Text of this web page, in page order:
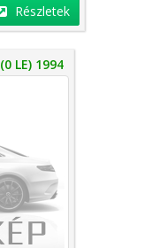
Részletek
(0 LE) 1994